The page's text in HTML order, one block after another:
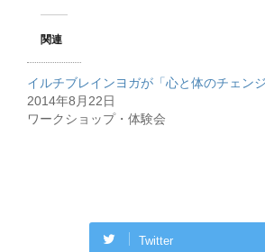
関連
イルチブレインヨガが「心と体のチェン
2014年8月22日
ワークショップ・体験会
Twitter